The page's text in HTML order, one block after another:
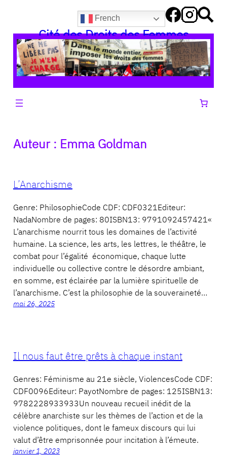
contenu
French
Cité des Droits des Femmes
Auteur : Emma Goldman
L’Anarchisme
Genre: PhilosophieCode CDF: CDF0321Editeur:
NadaNombre de pages: 80ISBN13: 9791092457421«
L’anarchisme nourrit tous les domaines de l’activité
humaine. La science, les arts, les lettres, le théâtre, le
combat pour l’égalité économique, chaque lutte
individuelle ou collective contre le désordre ambiant,
en somme, est éclairée par la lumière spirituelle de
l’anarchisme. C’est la philosophie de la souveraineté…
mai 26, 2025
Il nous faut être prêts à chaque instant
Genres: Féminisme au 21e siècle, ViolencesCode CDF:
CDF0096Editeur: PayotNombre de pages: 125ISBN13:
9782228933933Un nouveau recueil inédit de la
célèbre anarchiste sur les thèmes de l’action et de la
violence politiques, dont le fameux discours qui lui
valut d’être emprisonnée pour incitation à l’émeute.
janvier 1, 2023